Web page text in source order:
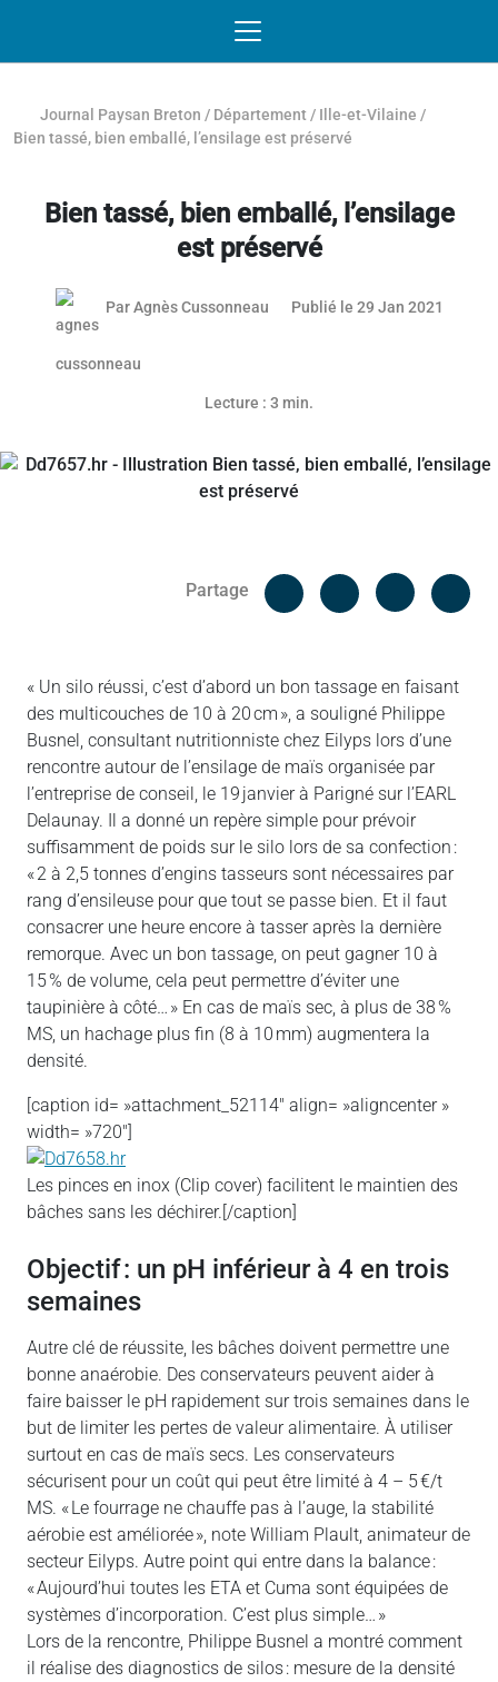
Journal Paysan Breton / Département / Ille-et-Vilaine /
Bien tassé, bien emballé, l’ensilage est préservé
Bien tassé, bien emballé, l’ensilage
est préservé
ParAgnès Cussonneau Publié le 29 Jan 2021
Lecture : 3 min.
Partage
Facebook
« Un silo réussi, c’est d’abord un bon tassage en faisant
des multicouches de 10 à 20 cm », a souligné Philippe
Busnel, consultant nutritionniste chez Eilyps lors d’une
rencontre autour de l’ensilage de maïs organisée par
l’entreprise de conseil, le 19 janvier à Parigné sur l’EARL
Delaunay. Il a donné un repère simple pour prévoir
suffisamment de poids sur le silo lors de sa confection :
« 2 à 2,5 tonnes d’engins tasseurs sont nécessaires par
rang d’ensileuse pour que tout se passe bien. Et il faut
consacrer une heure encore à tasser après la dernière
remorque. Avec un bon tassage, on peut gagner 10 à
15 % de volume, cela peut permettre d’éviter une
taupinière à côté… » En cas de maïs sec, à plus de 38 %
MS, un hachage plus fin (8 à 10 mm) augmentera la
densité.
[caption id= »attachment_52114″ align= »aligncenter »
width= »720″]
Les pinces en inox (Clip cover) facilitent le maintien des
bâches sans les déchirer.[/caption]
Objectif : un pH inférieur à 4 en trois
semaines
Autre clé de réussite, les bâches doivent permettre une
bonne anaérobie. Des conservateurs peuvent aider à
faire baisser le pH rapidement sur trois semaines dans le
but de limiter les pertes de valeur alimentaire. À utiliser
surtout en cas de maïs secs. Les conservateurs
sécurisent pour un coût qui peut être limité à 4 – 5 €/t
MS. « Le fourrage ne chauffe pas à l’auge, la stabilité
aérobie est améliorée », note William Plault, animateur de
secteur Eilyps. Autre point qui entre dans la balance :
« Aujourd’hui toutes les ETA et Cuma sont équipées de
systèmes d’incorporation. C’est plus simple… »
Lors de la rencontre, Philippe Busnel a montré comment
il réalise des diagnostics de silos : mesure de la densité